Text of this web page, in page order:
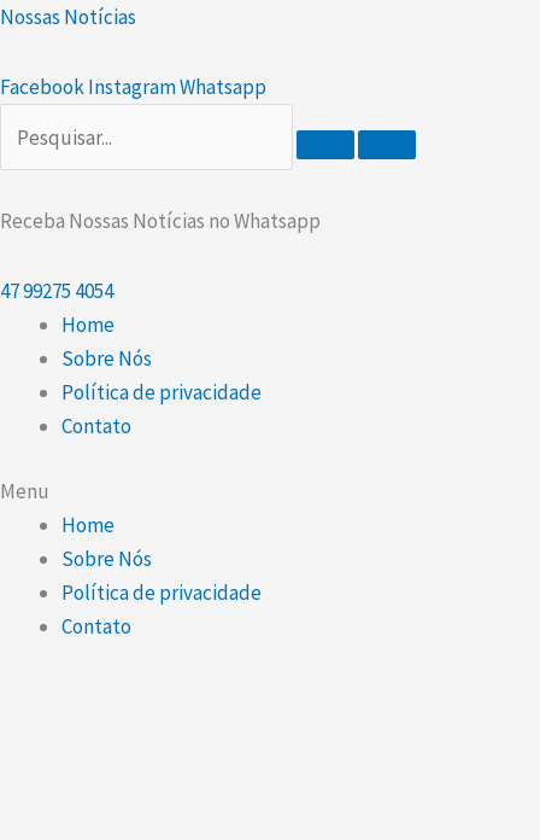
Ir
o
Nossas Notícias
FacebookInstagramWhatsapp
Receba Nossas Notícias no Whatsapp
4799275 4054
Home
Sobre Nós
Política de privacidade
Contato
Menu
Home
Sobre Nós
Política de privacidade
Contato
Scroll